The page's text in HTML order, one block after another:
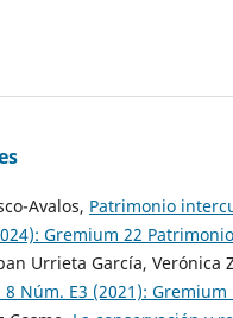
Avalos, Patrimonio
Gremium 22
Urrieta García, Verónica
Núm. E3 (2021):